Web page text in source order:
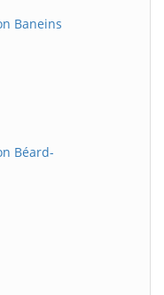
Baneins
Béard-